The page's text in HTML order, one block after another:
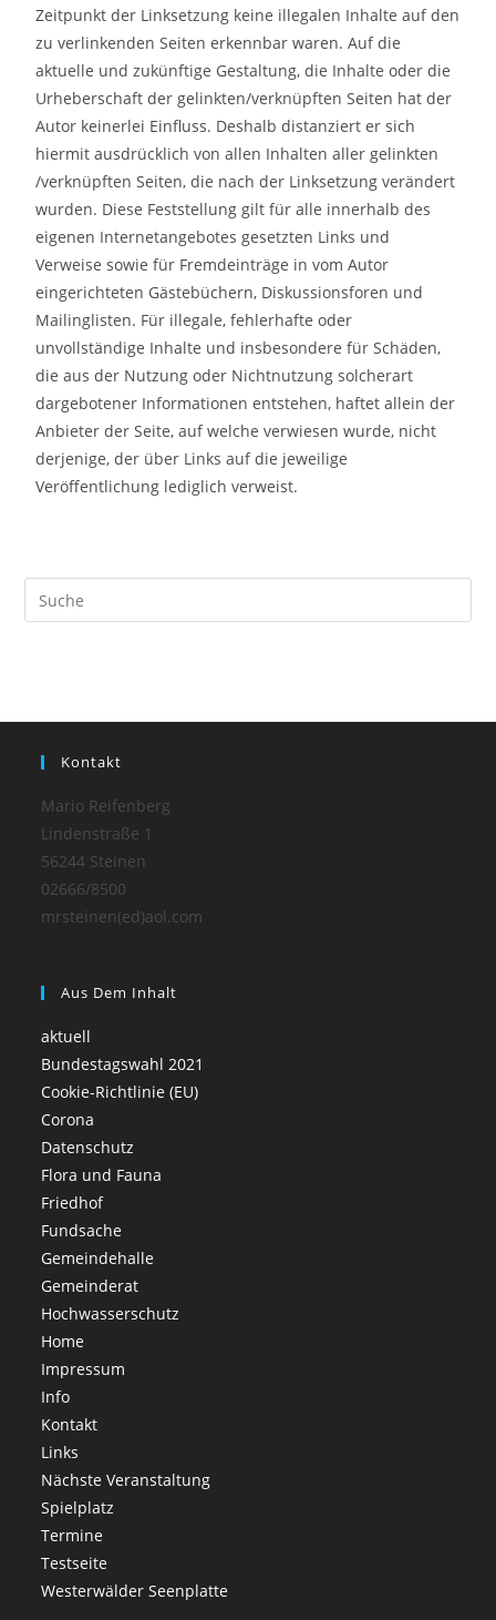
Zeitpunkt der Linksetzung keine illegalen Inhalte auf den
zu verlinkenden Seiten erkennbar waren. Auf die
aktuelle und zukünftige Gestaltung, die Inhalte oder die
Urheberschaft der gelinkten/verknüpften Seiten hat der
Autor keinerlei Einfluss. Deshalb distanziert er sich
hiermit ausdrücklich von allen Inhalten aller gelinkten
/verknüpften Seiten, die nach der Linksetzung verändert
wurden. Diese Feststellung gilt für alle innerhalb des
eigenen Internetangebotes gesetzten Links und
Verweise sowie für Fremdeinträge in vom Autor
eingerichteten Gästebüchern, Diskussionsforen und
Mailinglisten. Für illegale, fehlerhafte oder
unvollständige Inhalte und insbesondere für Schäden,
die aus der Nutzung oder Nichtnutzung solcherart
dargebotener Informationen entstehen, haftet allein der
Anbieter der Seite, auf welche verwiesen wurde, nicht
derjenige, der über Links auf die jeweilige
Veröffentlichung lediglich verweist.
Kontakt
Mario Reifenberg
Lindenstraße 1
56244 Steinen
02666/8500
mrsteinen(ed)aol.com
Aus Dem Inhalt
aktuell
Bundestagswahl 2021
Cookie-Richtlinie (EU)
Corona
Datenschutz
Flora und Fauna
Friedhof
Fundsache
Gemeindehalle
Gemeinderat
Hochwasserschutz
Home
Impressum
Info
Kontakt
Links
Nächste Veranstaltung
Spielplatz
Termine
Testseite
Westerwälder Seenplatte